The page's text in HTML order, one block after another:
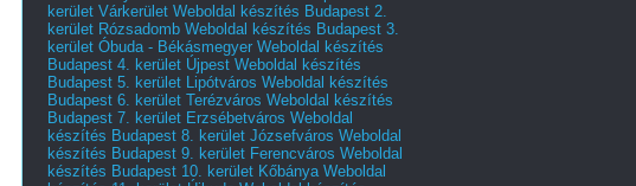
kerület Várkerület Weboldal készítés Budapest 2.
kerület Rózsadomb Weboldal készítés Budapest 3.
kerület Óbuda - Békásmegyer Weboldal készítés
Budapest 4. kerület Újpest Weboldal készítés
Budapest 5. kerület Lipótváros Weboldal készítés
Budapest 6. kerület Terézváros Weboldal készítés
Budapest 7. kerület Erzsébetváros Weboldal
készítés Budapest 8. kerület Józsefváros Weboldal
készítés Budapest 9. kerület Ferencváros Weboldal
készítés Budapest 10. kerület Kőbánya Weboldal